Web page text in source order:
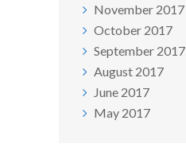
November 2017
October 2017
September 2017
August 2017
June 2017
May 2017